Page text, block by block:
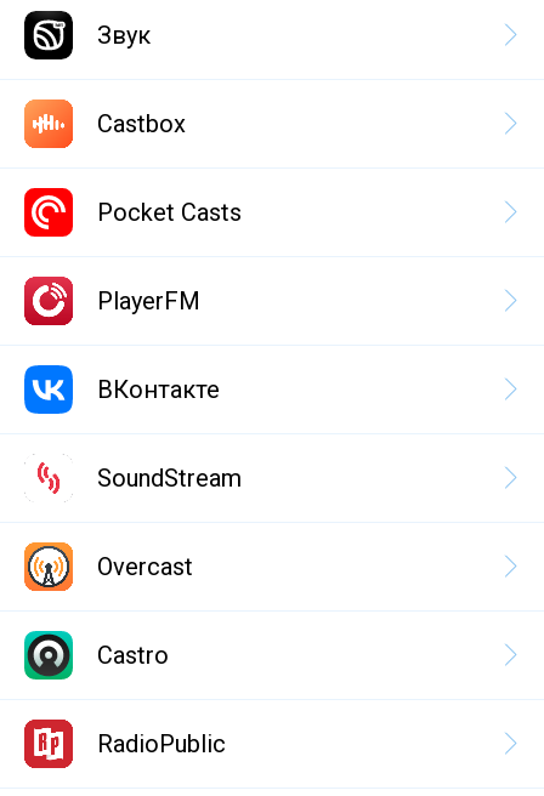
Звук
Castbox
Pocket Casts
PlayerFM
ВКонтакте
SoundStream
Overcast
Castro
RadioPublic